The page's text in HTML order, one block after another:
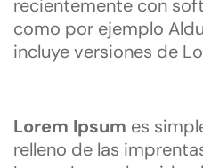
recientemente con
como por ejemplo
incluye versiones de
Lorem Ipsum es
relleno de las